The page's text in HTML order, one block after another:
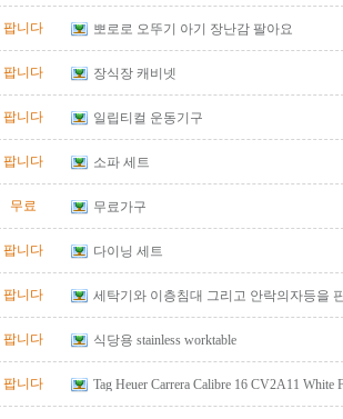
팝니다
뽀로로 오뚜기 아기 장난감 팔아요
팝니다 장식장 캐비넷
팝니다 일립티컬 운동기구
팝니다 소파 세트
무료 무료가구
팝니다 다이닝 세트
팝니다 세탁기와 이층침대 그리고 안락의자등을
팝니다 식당용 stainless worktable
팝니다
Tag Heuer Carrera Calibre 16 CV2A11 White